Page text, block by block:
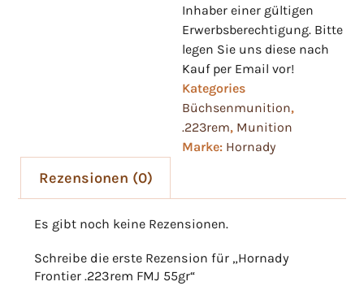
Inhaber einer gültigen
Erwerbsberechtigung. Bitte
legen Sie uns diese nach
Kauf per Email vor!
Kategories
Büchsenmunition,
.223rem, Munition
Marke: Hornady
Rezensionen (0)
Es gibt noch keine Rezensionen.
Schreibe die erste Rezension für „Hornady
Frontier .223rem FMJ 55gr“